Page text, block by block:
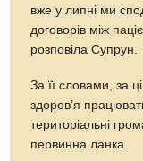
вже у липні ми
договорів між
розповіла Супрун.
За її словами, за
здоров’я
територіальні
первинна ланка.